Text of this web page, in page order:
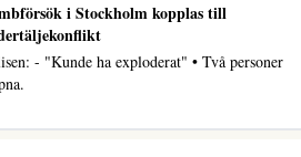
i Stockholm kopplas till
- "Kunde ha exploderat" • Två personer